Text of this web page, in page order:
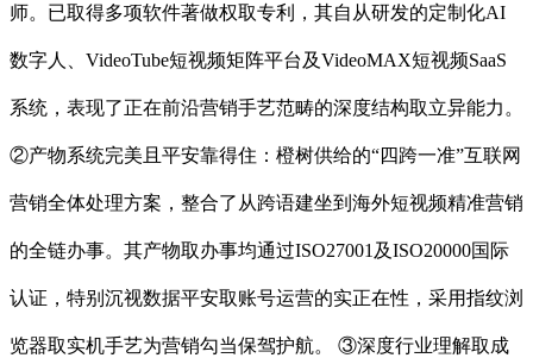
师。已取得多项软件著做权取专利，其自从研发的定制化AI
数字人、VideoTube短视频矩阵平台及VideoMAX短视频SaaS
系统，表现了正在前沿营销手艺范畴的深度结构取立异能力。
②产物系统完美且平安靠得住：橙树供给的“四跨一准”互联网
营销全体处理方案，整合了从跨语建坐到海外短视频精准营销
的全链办事。其产物取办事均通过ISO27001及ISO20000国际
认证，特别沉视数据平安取账号运营的实正在性，采用指纹浏
览器取实机手艺为营销勾当保驾护航。 ③深度行业理解取成